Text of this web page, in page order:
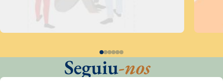
Seguiu-nos